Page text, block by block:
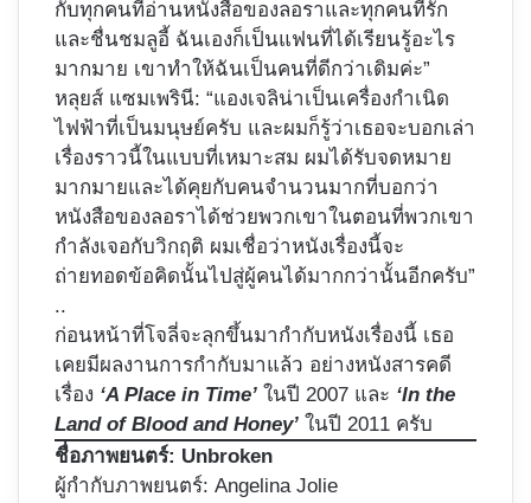
กับทุกคนที่อ่านหนังสือของลอราและทุกคนที่รัก
และชื่นชมลูอี้ ฉันเองก็เป็นแฟนที่ได้เรียนรู้อะไร
มากมาย เขาทำให้ฉันเป็นคนที่ดีกว่าเดิมค่ะ”
หลุยส์ แซมเพรินี: “แองเจลิน่าเป็นเครื่องกำเนิด
ไฟฟ้าที่เป็นมนุษย์ครับ และผมก็รู้ว่าเธอจะบอกเล่า
เรื่องราวนี้ในแบบที่เหมาะสม ผมได้รับจดหมาย
มากมายและได้คุยกับคนจำนวนมากที่บอกว่า
หนังสือของลอราได้ช่วยพวกเขาในตอนที่พวกเขา
กำลังเจอกับวิกฤติ ผมเชื่อว่าหนังเรื่องนี้จะ
ถ่ายทอดข้อคิดนั้นไปสู่ผู้คนได้มากกว่านั้นอีกครับ”
..
ก่อนหน้าที่โจลี่จะลุกขึ้นมากำกับหนังเรื่องนี้ เธอ
เคยมีผลงานการกำกับมาแล้ว อย่างหนังสารคดี
เรื่อง ‘A Place in Time’ ในปี 2007 และ ‘In the
Land of Blood and Honey’ ในปี 2011 ครับ
ชื่อภาพยนตร์: Unbroken
ผู้กำกับภาพยนตร์: Angelina Jolie